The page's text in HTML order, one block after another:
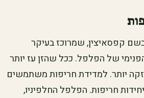
קפסאיצין, שמרוכז בעיקר
של הפלפל. ככל שהזן עז יותר
יותר. למדידת חריפות משתמשים
חריפות. הפלפל החלפיניו,